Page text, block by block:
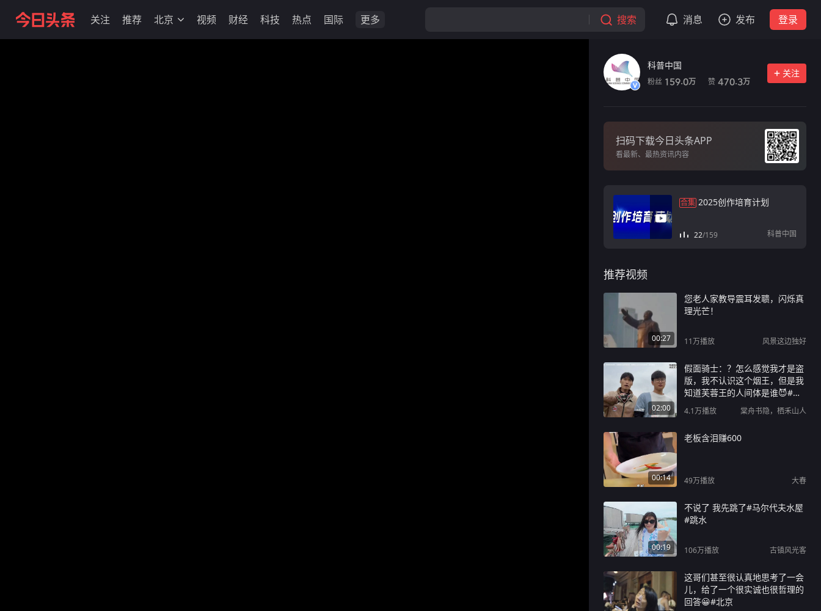
关注 推荐 北京 视频 财经 科技 热点 国际 更多 搜索 消息 发布 登录
科普中国
粉丝 159.0万 赞 470.3万
关注
扫码下载今日头条APP
看最新、最热资讯内容
合集 2025创作培育计划
22/159 科普中国
推荐视频
00:27
您老人家教导震耳发聩，闪烁真
理光芒！
11万播放 风景这边独好
02:00
假面骑士：？怎么感觉我才是盗
版，我不认识这个烟王，但是我
知道芙蓉王的人间体是谁😈#今
天有什么好笑#
4.1万播放 棠舟书隐，栖禾山人
00:14
老板含泪赚600
49万播放 大春
00:19
不说了 我先跳了#马尔代夫水屋
#跳水
106万播放 古镇风光客
这哥们甚至很认真地思考了一会
儿，给了一个很实诚也很哲理的
回答😀#北京